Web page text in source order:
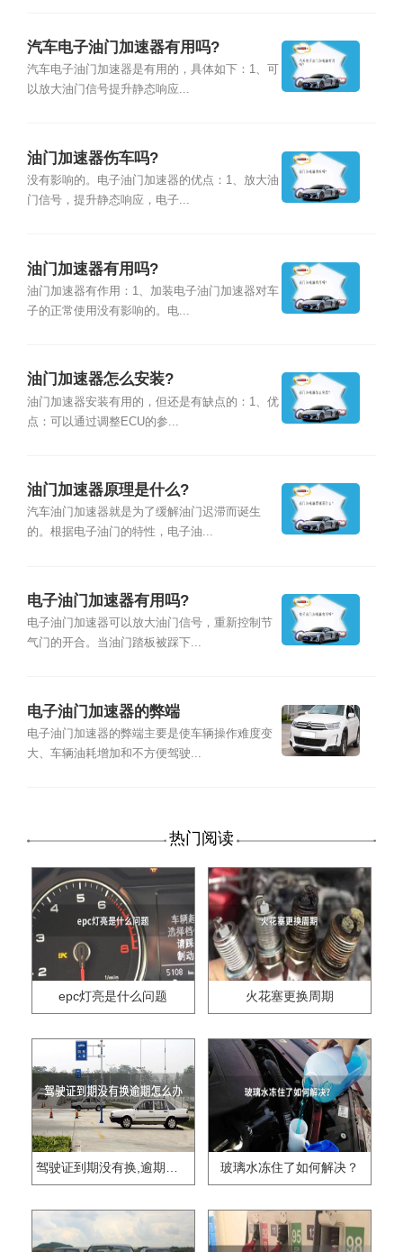
汽车电子油门加速器有用吗?
汽车电子油门加速器是有用的，具体如下：1、可
以放大油门信号提升静态响应...
油门加速器伤车吗?
没有影响的。电子油门加速器的优点：1、放大油
门信号，提升静态响应，电子...
油门加速器有用吗?
油门加速器有作用：1、加装电子油门加速器对车
子的正常使用没有影响的。电...
油门加速器怎么安装?
油门加速器安装有用的，但还是有缺点的：1、优
点：可以通过调整ECU的参...
油门加速器原理是什么?
汽车油门加速器就是为了缓解油门迟滞而诞生
的。根据电子油门的特性，电子油...
电子油门加速器有用吗?
电子油门加速器可以放大油门信号，重新控制节
气门的开合。当油门踏板被踩下...
电子油门加速器的弊端
电子油门加速器的弊端主要是使车辆操作难度变
大、车辆油耗增加和不方便驾驶...
热门阅读
epc灯亮是什么问题 火花塞更换周期
驾驶证到期没有换,逾期怎么办?? 玻璃水冻住了如何解决？